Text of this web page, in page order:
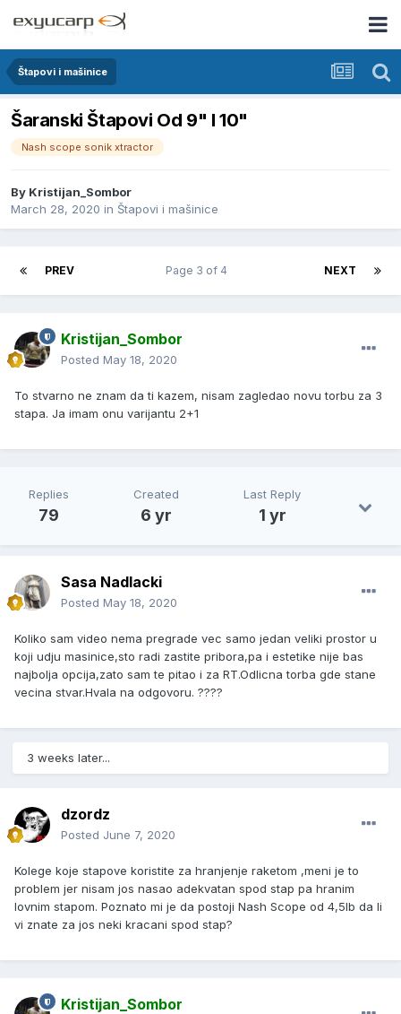
Štapovi i mašinice
Šaranski Štapovi Od 9" I 10"
Nash scope sonik xtractor
By Kristijan_Sombor
March 28, 2020 in Štapovi i mašinice
PREV NEXT
Page 3 of 4
Kristijan_Sombor
Posted May 18, 2020
To stvarno ne znam da ti kazem, nisam zagledao novu torbu za 3
stapa. Ja imam onu varijantu 2+1
Replies
79
Created
6 yr
Last Reply
1 yr
Sasa Nadlacki
Posted May 18, 2020
Koliko sam video nema pregrade vec samo jedan veliki prostor u
koji udju masinice,sto radi zastite pribora,pa i estetike nije bas
najbolja opcija,zato sam te pitao i za RT.Odlicna torba gde stane
vecina stvar.Hvala na odgovoru. ????
3 weeks later...
dzordz
Posted June 7, 2020
Kolege koje stapove koristite za hranjenje raketom ,meni je to
problem jer nisam jos nasao adekvatan spod stap pa hranim
lovnim stapom. Poznato mi je da postoji Nash Scope od 4,5lb da li
vi znate za jos neki kracani spod stap?
Kristijan_Sombor